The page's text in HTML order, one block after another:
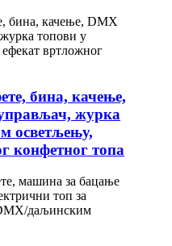
бина, качење,
журка
осветљењу,
конфетног топа